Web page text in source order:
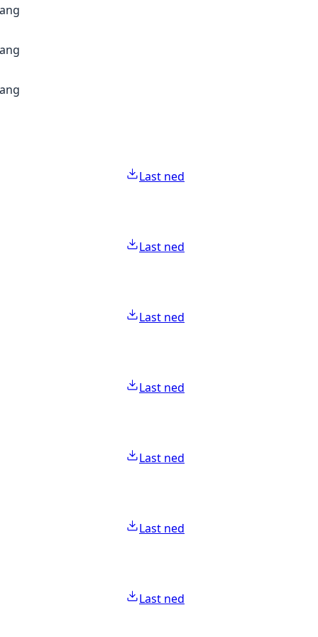
Last ned
Last ned
Last ned
Last ned
Last ned
Last ned
Last ned